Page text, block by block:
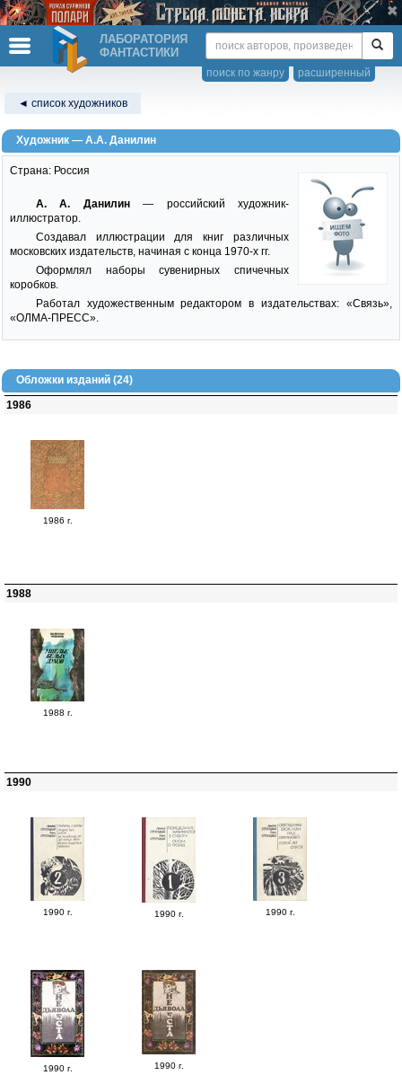
ЛАБОРАТОРИЯ
ФАНТАСТИКИ
расширенный
поиск по жанру
◄ список художников
Художник — А.А. Данилин
Страна: Россия
А. А. Данилин— российский художник-
иллюстратор.
Создавал иллюстрации для книг различных
московских издательств, начиная с конца 1970-х гг.
Оформлял наборы сувенирных спичечных
коробков.
Работал художественным редактором в издательствах: «Связь»,
«ОЛМА-ПРЕСС».
Обложки изданий (24)
1986
1986 г.
1988
1988 г.
1990
1990 г. 1990 г. 1990 г.
1990 г. 1990 г.